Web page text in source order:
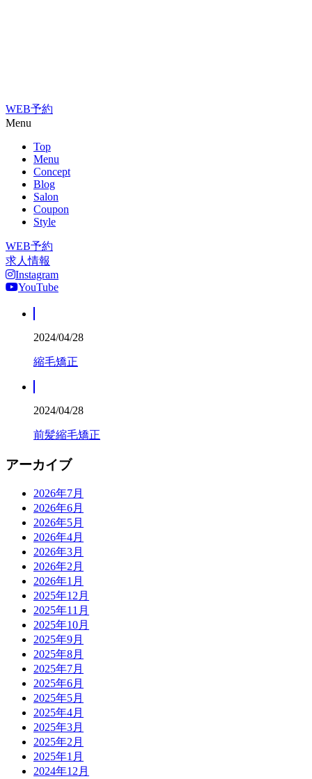
WEB予約
Menu
Top
Menu
Concept
Blog
Salon
Coupon
Style
WEB予約
求人情報
Instagram
YouTube
2024/04/28
縮毛矯正
2024/04/28
前髪縮毛矯正
アーカイブ
2026年7月
2026年6月
2026年5月
2026年4月
2026年3月
2026年2月
2026年1月
2025年12月
2025年11月
2025年10月
2025年9月
2025年8月
2025年7月
2025年6月
2025年5月
2025年4月
2025年3月
2025年2月
2025年1月
2024年12月